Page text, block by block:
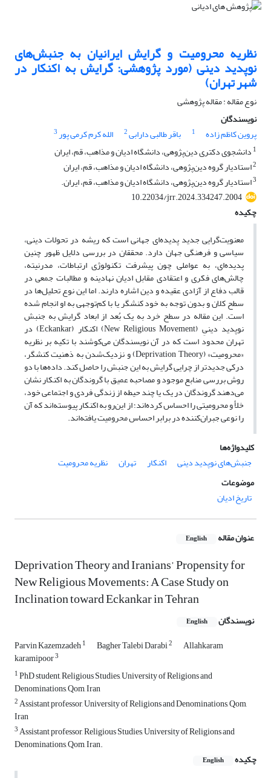
نظریه محرومیت و گرایش ایرانیان به جنبش‌‌های
نوپدید دینی (مورد پژوهشی: گرایش به اکنکار در
شهر تهران)
نوع مقاله : مقاله پژوهشی
نویسندگان
پروین کاظم زاده
1 باقر طالبی دارابی2 الله کرم کرمی پور3
1 دانشجوی دکتری دین‌پژوهی، دانشگاه ادیان و مذاهب، قم، ایران
2استادیار گروه دین‌پژوهی، دانشگاه ادیان و مذاهب، قم، ایران
3استادیار گروه دین‌پژوهی، دانشگاه ادیان و مذاهب، قم، ایران.
10.22034/jrr.2024.334247.2004
چکیده
معنویت‌گرایی جدید پدیده‌ای جهانی است که ریشه در تحولات دینی،‌
سیاسی و فرهنگی جهان دارد. محققان در بررسی دلایل ظهور چنین
پدیده‌ای، به عواملی چون پیشرفت تکنولوژی ارتباطات، مدرنیته،
چالش‌های فکری و اعتقادی مقابل ادیان نهادینه و مطالبات جمعی در
قالب دفاع از آزادی عقیده و دین اشاره دارند. اما این نوع تحلیل‌ها در
سطح کلان و بدون توجه به خود کنشگر یا با کم‌توجهی به او انجام شده
است. این مقاله در سطح خرد به یک بُعد از ابعاد گرایش به جنبش
نوپدید دینیِ (New Religious Movement) اکنکار (Eckankar) در
تهران محدود است که در آن نویسندگان می‌کوشند با تکیه بر نظریه
«محرومیت» (Deprivation Theory) و نزدیک‌شدن به ذهنیت کنشگر،
درکی جدیدتر از چرایی گرایش به این جنبش را حاصل کند. داده‌ها با دو
روش بررسی منابع موجود و مصاحبه عمیق با گروندگان به اکنکار نشان
می‌دهند گروندگان در یک یا چند حیطه از زندگی فردی و اجتماعی خود،
خلأ و محرومیتی را احساس کرده‌‌اند؛ از این‌رو به اکنکار پیوسته‌اند که آن
را نوعی جبران‌کننده در برابر احساس محرومیت یافته‌اند.
کلیدواژه‌ها
جنبش‌های نوپدید دینی
اکنکار تهران
نظریه محرومیت
موضوعات
تاریخ ادیان
عنوان مقاله English
Deprivation Theory and Iranians’ Propensity for
New Religious Movements: A Case Study on
Inclination toward Eckankar in Tehran
نویسندگان English
Parvin Kazemzadeh1 Bagher Talebi Darabi2 Allahkaram
karamipoor3
1PhD student, Religious Studies, University of Religions and
Denominations, Qom, Iran
2Assistant professor, University of Religions and Denominations, Qom,
Iran
3Assistant professor, Religious Studies, University of Religions and
Denominations, Qom, Iran.
چکیده
English